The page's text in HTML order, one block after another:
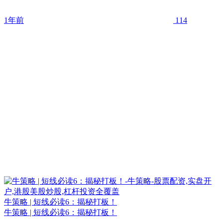
1年前 114
牛策略 | 短线必读6：揭秘打板！
牛策略 | 短线必读6：揭秘打板！